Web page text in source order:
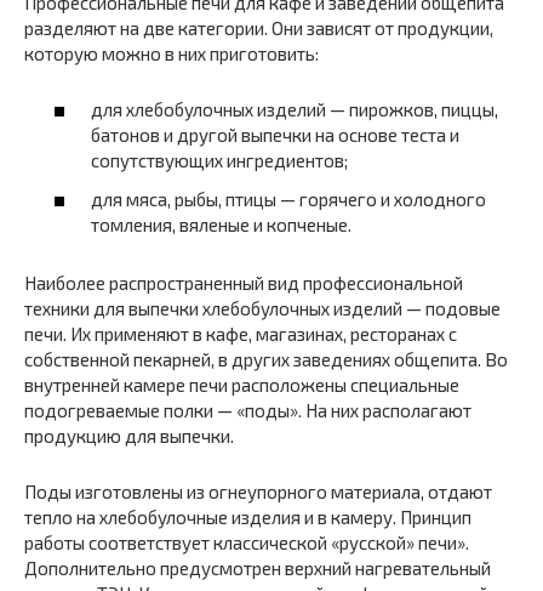
разделяют на две категории. Они зависят от продукции,
которую можно в них приготовить:
для хлебобулочных изделий — пирожков, пиццы,
батонов и другой выпечки на основе теста и
сопутствующих ингредиентов;
для мяса, рыбы, птицы — горячего и холодного
томления, вяленые и копченые.
Наиболее распространенный вид профессиональной
техники для выпечки хлебобулочных изделий — подовые
печи. Их применяют в кафе, магазинах, ресторанах с
собственной пекарней, в других заведениях общепита. Во
внутренней камере печи расположены специальные
подогреваемые полки — «‎поды». На них располагают
продукцию для выпечки.
Поды изготовлены из огнеупорного материала, отдают
тепло на хлебобулочные изделия и в камеру. Принцип
работы соответствует классической «‎русской» печи».
Дополнительно предусмотрен верхний нагревательный